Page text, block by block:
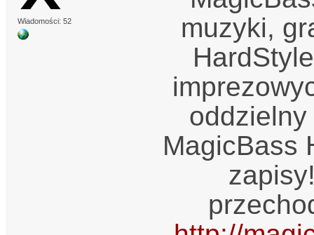
Wiadomości: 52
muzyki,
oddzielny
MagicBass